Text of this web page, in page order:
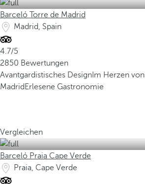
Barceló Torre de Madrid
Madrid, Spain
4.7/5
2850 Bewertungen
Avantgardistisches Design Im Herzen von
Madrid Erlesene Gastronomie
Vergleichen
Barceló Praia Cape Verde
Praia, Cape Verde